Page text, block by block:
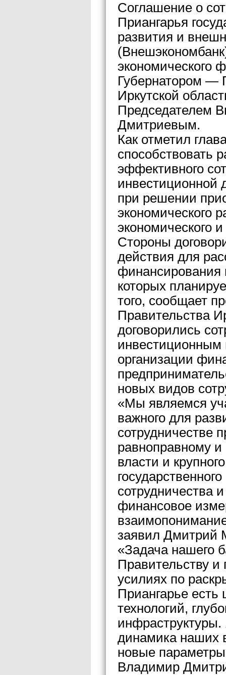
Соглашение о
Приангарья
развития и
экономического
Губернатором —
Иркутской
Председателем
Дмитриевым.
Как отметил
способствовать
эффективного
инвестиционной
при решении
экономического
экономического
Стороны
действия для
финансирования
которых
того, сообщает
Правительства
договорились
инвестиционным
организации
новых видов
«Мы являемся
важного для
сотрудничестве
равноправному и
власти и
сотрудничества
финансовое
заявил Дмитрий
«Задача нашего
Правительству и
усилиях по
Приангарье
технологий,
динамика наших
новые
Владимир